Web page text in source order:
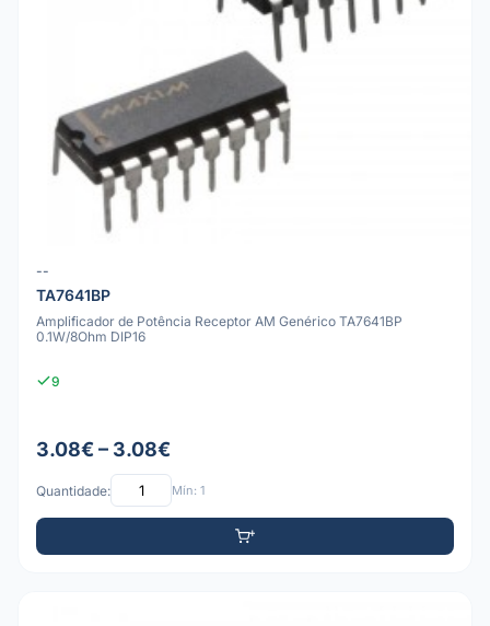
--
TA7641BP
Amplificador de Potência Receptor AM Genérico TA7641BP
0.1W/8Ohm DIP16
9
3.08€ – 3.08€
Quantidade: Mín: 1